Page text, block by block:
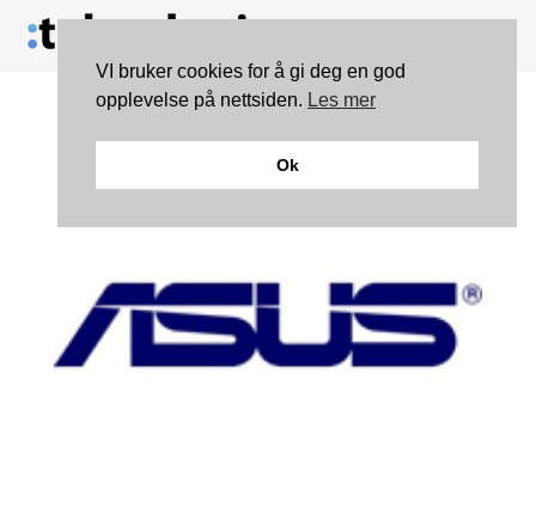
VI bruker cookies for å gi deg en god
opplevelse på nettsiden. Les mer
Ok